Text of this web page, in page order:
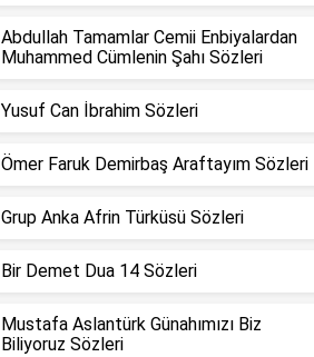
Abdullah Tamamlar Cemii Enbiyalardan
Muhammed Cümlenin Şahı Sözleri
Yusuf Can İbrahim Sözleri
Ömer Faruk Demirbaş Araftayım Sözleri
Grup Anka Afrin Türküsü Sözleri
Bir Demet Dua 14 Sözleri
Mustafa Aslantürk Günahımızı Biz
Biliyoruz Sözleri